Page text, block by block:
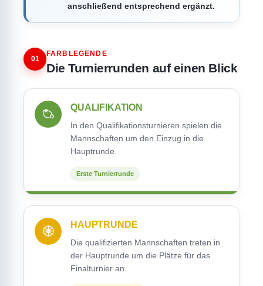
anschließend entsprechend ergänzt.
01
FARBLEGENDE
Die Turnierrunden auf einen Blick
QUALIFIKATION
In den Qualifikationsturnieren spielen die
Mannschaften um den Einzug in die
Hauptrunde.
Erste Turnierrunde
HAUPTRUNDE
Die qualifizierten Mannschaften treten in
der Hauptrunde um die Plätze für das
Finalturnier an.